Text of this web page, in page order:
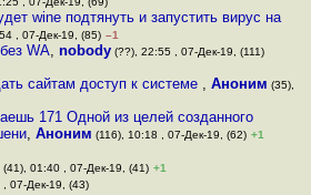
wine подтянуть и запустить вирус на
, 07-Дек-19, (85) –1
WA, nobody(??), 22:55 , 07-Дек-19, (111)
сайтам доступ к системе ,Аноним (35),
171 Одной из целей созданного
, Аноним (116), 10:18 , 07-Дек-19, (62) +1
(41), 01:40 , 07-Дек-19, (41) +1
07-Дек-19, (43)